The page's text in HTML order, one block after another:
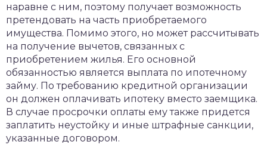
наравне с ним, поэтому получает возможность
претендовать на часть приобретаемого
имущества. Помимо этого, но может рассчитывать
на получение вычетов, связанных с
приобретением жилья. Его основной
обязанностью является выплата по ипотечному
займу. По требованию кредитной организации
он должен оплачивать ипотеку вместо заемщика.
В случае просрочки оплаты ему также придется
заплатить неустойку и иные штрафные санкции,
указанные договором.